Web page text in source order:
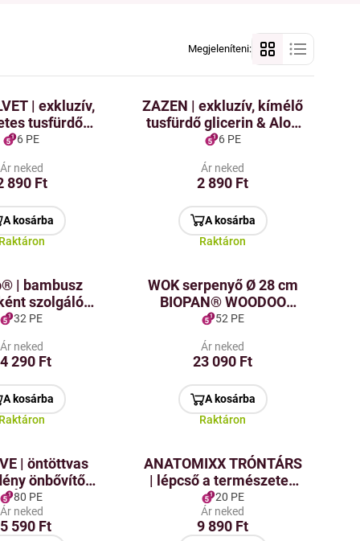
Megjeleníteni:
| exkluzív,
tusfürdő
Aloe vera | 320
6 PE
Ár neked
890 Ft
A kosárba
Raktáron
ZAZEN | exkluzív, kímélő
tusfürdő glicerin & Aloe
vera tartalommal | 320
6 PE
Ár neked
2 890 Ft
A kosárba
Raktáron
| bambusz
szolgáló
törölközők és
82 cm
32 PE
Ár neked
290 Ft
A kosárba
Raktáron
WOK serpenyő Ø 28 cm
BIOPAN® WOODOO
fedővel, fa hatású soft
52 PE
Ár neked
23 090 Ft
A kosárba
Raktáron
| öntöttvas
önbővítő
| 7
piros
80 PE
Ár neked
590 Ft
ANATOMIXX TRÓNTÁRS
| lépcső a természetes
testhelyzethez a
toaleten | a székrekedés
és aranyér ellen
20 PE
Ár neked
9 890 Ft